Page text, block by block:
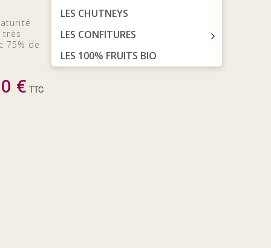
très
75% de
€ TTC
LES CHUTNEYS
LES CONFITURES
LES 100% FRUITS BIO